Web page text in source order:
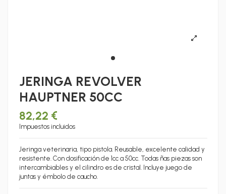
JERINGA REVOLVER
HAUPTNER 50CC
82,22 €
Impuestos incluidos
Jeringa veterinaria, tipo pistola. Reusable, excelente calidad y
resistente. Con dosificación de 1cc a 50cc. Todas ñas piezas son
intercambiables y el cilindro es de cristal. Incluye juego de
juntas y émbolo de caucho.